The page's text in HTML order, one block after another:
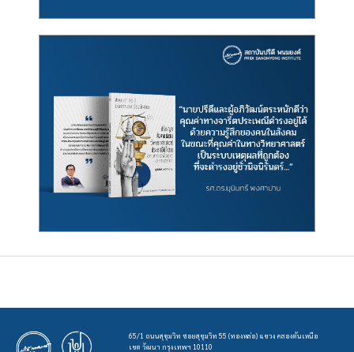
65/1 ถนนสุขุมวิท ซอยสุขุมวิท 55 (ทองหล่อ) แขวง คลองตันเหนือ
เขต วัฒนา กรุงเทพฯ 10110